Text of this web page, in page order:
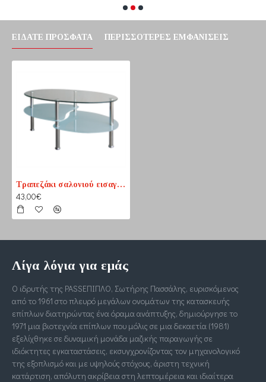
ΕΊΔΑΤΕ ΠΡΌΣΦΑΤΑ ΠΕΡΙΣΣΌΤΕΡΕΣ ΕΜΦΑΝΊΣΕΙΣ
Τραπεζάκι σαλονιού εισαγωγής
43,00€
Λίγα λόγια για εμάς
Ο ιδρυτής της PASSΕΠΙΠΛΟ, Σωτήρης Πασσάλης, ευρισκόμενος
από το 1961 στο πλευρό μεγάλων ονομάτων της κατασκευής
επίπλων διατηρώντας ένα όραμα ανάπτυξης, δημιούργησε το
1971 μια βιοτεχνία επίπλων που μόλις σε μια δεκαετία (1981)
εξελίχθηκε σε δυναμική μονάδα μαζικής παραγωγής σε
ιδιόκτητες εγκαταστάσεις, εκσυγχρονίζοντας τον μηχανολογικό
της εξοπλισμό και με υψηλούς στόχους, άριστη τεχνική
κατάρτιση, απόλυτη ακρίβεια στη λεπτομέρεια και ιδιαίτερα